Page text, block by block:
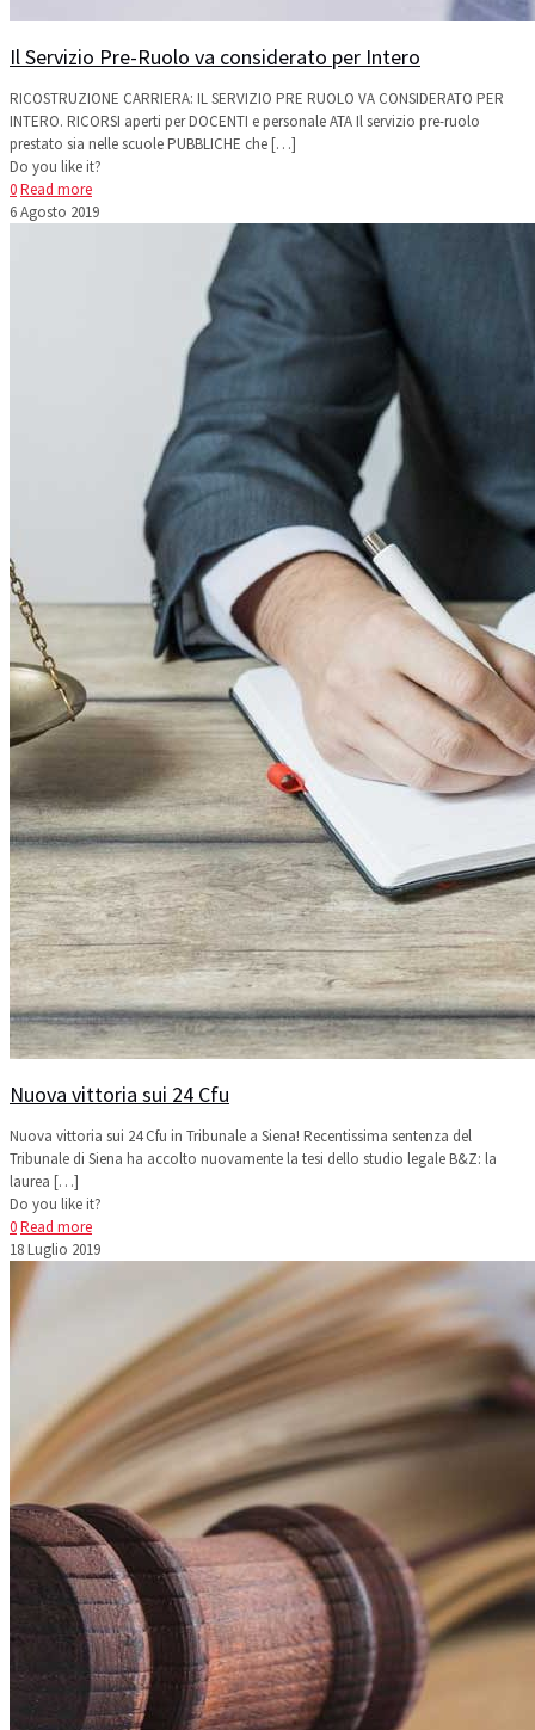
Il Servizio Pre-Ruolo va considerato per Intero
RICOSTRUZIONE CARRIERA: IL SERVIZIO PRE RUOLO VA CONSIDERATO PER
INTERO. RICORSI aperti per DOCENTI e personale ATA Il servizio pre-ruolo
prestato sia nelle scuole PUBBLICHE che[…]
Do you like it?
0Read more
6 Agosto 2019
Nuova vittoria sui 24 Cfu
Nuova vittoria sui 24 Cfu in Tribunale a Siena! Recentissima sentenza del
Tribunale di Siena ha accolto nuovamente la tesi dello studio legale B&Z: la
laurea […]
Do you like it?
0Read more
18 Luglio 2019